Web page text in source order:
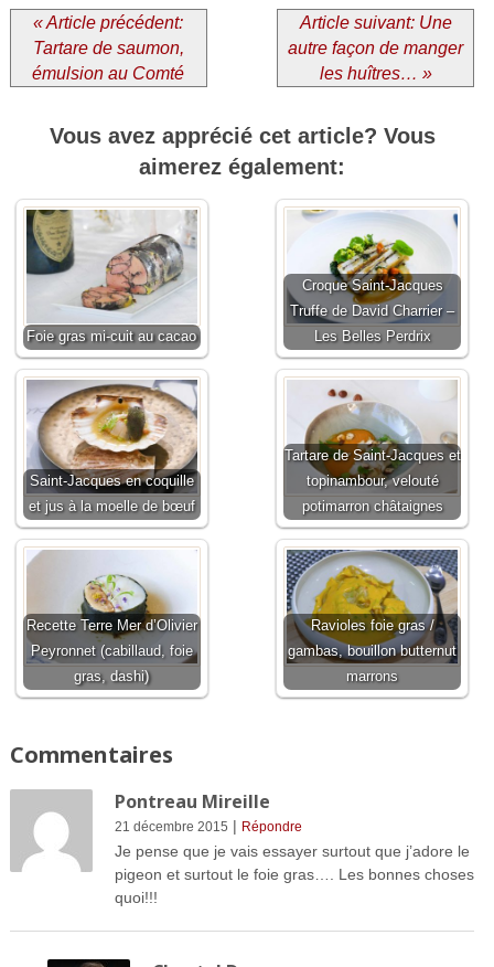
« Article précédent:
Tartare de saumon,
émulsion au Comté
Article suivant: Une
autre façon de manger
les huîtres… »
Vous avez apprécié cet article? Vous
aimerez également:
Foie gras mi-cuit au cacao
Croque Saint-Jacques
Truffe de David Charrier –
Les Belles Perdrix
Saint-Jacques en coquille
et jus à la moelle de bœuf
Tartare de Saint-Jacques et
topinambour, velouté
potimarron châtaignes
Recette Terre Mer d’Olivier
Peyronnet (cabillaud, foie
gras, dashi)
Ravioles foie gras /
gambas, bouillon butternut
marrons
Commentaires
Pontreau Mireille
21 décembre 2015 | Répondre
Je pense que je vais essayer surtout que j’adore le
pigeon et surtout le foie gras…. Les bonnes choses
quoi!!!